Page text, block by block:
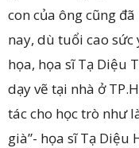
con của ông cũng
nay, dù tuổi cao
họa, họa sĩ Tạ Diệu
dạy vẽ tại nhà ở
tác cho học trò như
già”- họa sĩ Tạ Diệu